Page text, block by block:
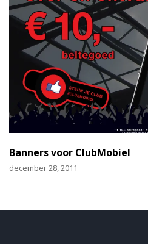
Banners voor ClubMobiel
december 28, 2011